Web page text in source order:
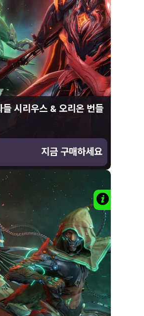
들 시리우스 & 오리온 번들
지금 구매하세요
플래티넘
우스 & 오리온 번들
플래티넘
우스 & 오리온
프라이드
$
19
.99
USD
플래티넘
제미니 컬렉션
플래티넘
제미니 스킨